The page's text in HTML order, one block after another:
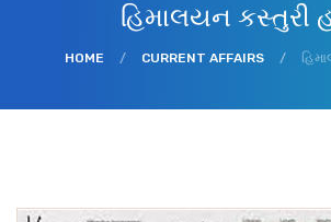
હિમાલયન કસ્તુરી
HOME / CURRENT AFFAIRS /